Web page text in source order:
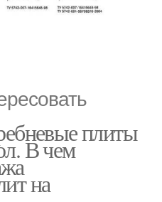
плиты
В чем
на